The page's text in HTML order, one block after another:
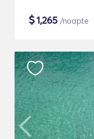
$1,265 /noapte